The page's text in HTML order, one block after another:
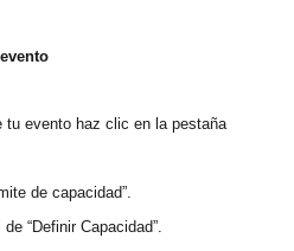
tu evento haz clic en la pestaña
de capacidad”.
“Definir Capacidad”.